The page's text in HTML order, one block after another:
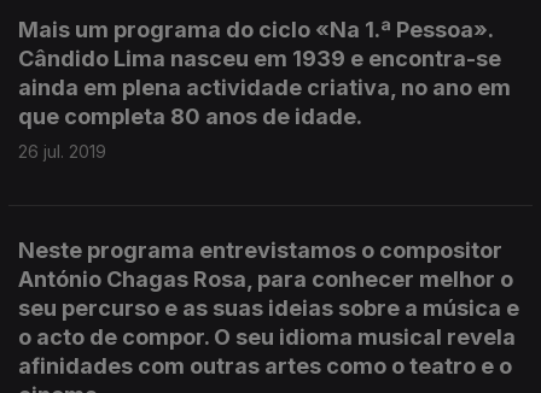
Mais um programa do ciclo «Na 1.ª Pessoa».
Cândido Lima nasceu em 1939 e encontra-se
ainda em plena actividade criativa, no ano em
que completa 80 anos de idade.
26 jul. 2019
Neste programa entrevistamos o compositor
António Chagas Rosa, para conhecer melhor o
seu percurso e as suas ideias sobre a música e
o acto de compor. O seu idioma musical revela
afinidades com outras artes como o teatro e o